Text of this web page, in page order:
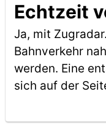
Echtzeit
Ja, mit
Bahnverkehr
werden. Eine
sich auf der